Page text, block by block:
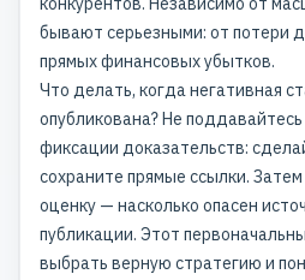
бывают серьезными: от потери
прямых финансовых убытков.
Что делать, когда негативная
опубликована? Не
фиксации доказательств:
сохраните прямые ссылки.
оценку — насколько опасен
публикации. Этот
выбрать верную стратегию и